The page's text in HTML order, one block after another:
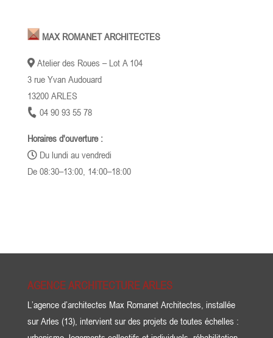
MAX ROMANET ARCHITECTES
Atelier des Roues – Lot A 104
3 rue Yvan Audouard
13200 ARLES
04 90 93 55 78
Horaires d'ouverture :
Du lundi au vendredi
De 08:30–13:00, 14:00–18:00
AGENCE ARCHITECTURE ARLES
L’agence d’architectes Max Romanet Architectes, installée
sur Arles (13), intervient sur des projets de toutes échelles :